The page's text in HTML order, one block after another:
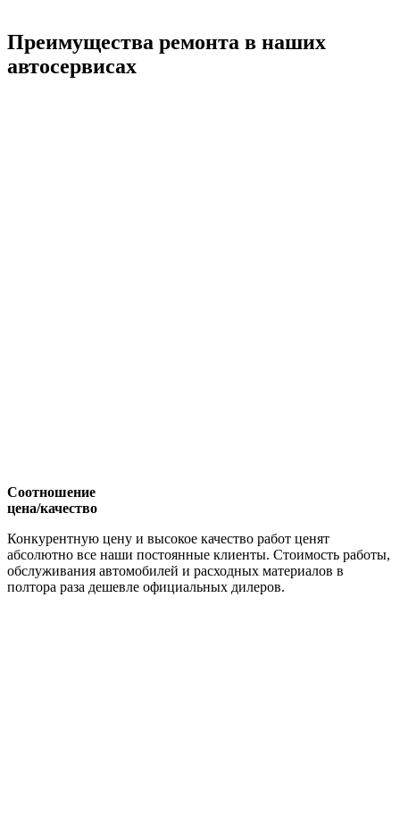
Преимущества ремонта в наших
автосервисах
Соотношение
цена/качество
Конкурентную цену и высокое качество работ ценят
абсолютно все наши постоянные клиенты. Стоимость работы,
обслуживания автомобилей и расходных материалов в
полтора раза дешевле официальных дилеров.